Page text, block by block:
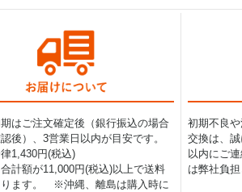
はご注文確定後（銀行振込の場合
後）、3営業日以内が目安です。
1,430円(税込)
計額が11,000円(税込)以上で送料
ります。 ※沖縄、離島は購入時に
初期不良
交換は、
以内にご
は弊社負担